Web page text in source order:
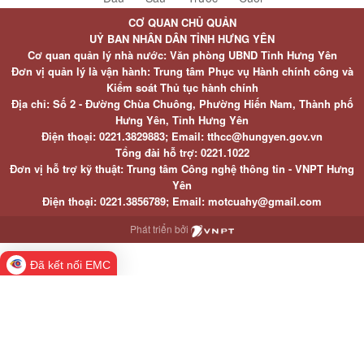
CƠ QUAN CHỦ QUẢN
UỶ BAN NHÂN DÂN TỈNH HƯNG YÊN
Cơ quan quản lý nhà nước: Văn phòng UBND Tỉnh Hưng Yên
Đơn vị quản lý là vận hành: Trung tâm Phục vụ Hành chính công và
Kiểm soát Thủ tục hành chính
Địa chỉ: Số 2 - Đường Chùa Chuông, Phường Hiến Nam, Thành phố
Hưng Yên, Tỉnh Hưng Yên
Điện thoại: 0221.3829883; Email: tthcc@hungyen.gov.vn
Tổng đài hỗ trợ: 0221.1022
Đơn vị hỗ trợ kỹ thuật: Trung tâm Công nghệ thông tin - VNPT Hưng
Yên
Điện thoại: 0221.3856789; Email: motcuahy@gmail.com
Phát triển bởi
Đã kết nối EMC